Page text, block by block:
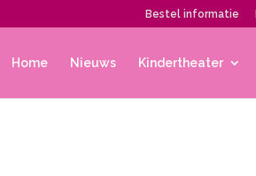
Bestel informatie
Home Nieuws Kindertheater